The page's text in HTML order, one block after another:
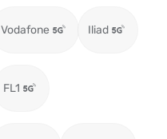
Vodafone Iliad
FL1